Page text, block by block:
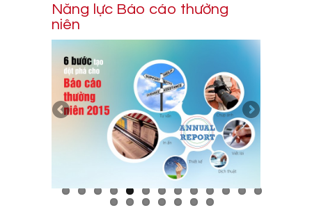
Năng lực Báo cáo thường
niên
Phần mềm thiết kế báo cáo thường niên 05